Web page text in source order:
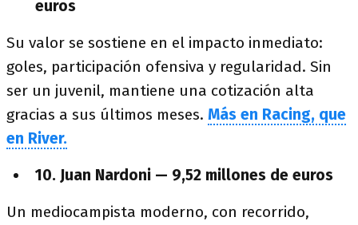
euros
Su valor se sostiene en el impacto inmediato:
goles, participación ofensiva y regularidad. Sin
ser un juvenil, mantiene una cotización alta
gracias a sus últimos meses. Más en Racing, que
en River.
10. Juan Nardoni — 9,52 millones de euros
Un mediocampista moderno, con recorrido,